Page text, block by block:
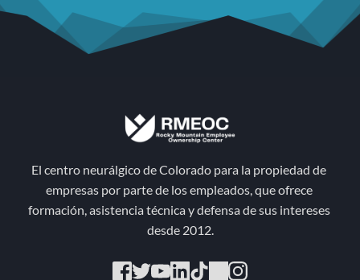
El centro neurálgico de Colorado para la propiedad de
empresas por parte de los empleados, que ofrece
formación, asistencia técnica y defensa de sus intereses
desde 2012.